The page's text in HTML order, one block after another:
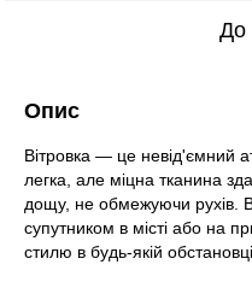
До
Опис
Вітровка — це невід'ємний
легка, але міцна тканина
дощу, не обмежуючи рухів.
супутником в місті або на
стилю в будь-якій обстановці.